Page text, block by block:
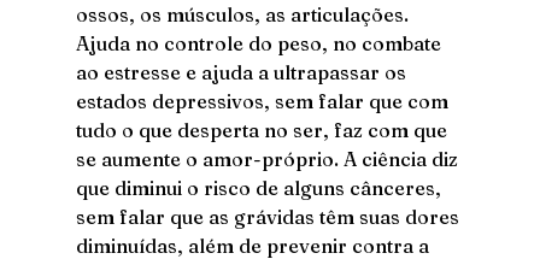
ossos, os músculos, as articulações.
Ajuda no controle do peso, no combate
ao estresse e ajuda a ultrapassar os
estados depressivos, sem falar que com
tudo o que desperta no ser, faz com que
se aumente o amor-próprio. A ciência diz
que diminui o risco de alguns cânceres,
sem falar que as grávidas têm suas dores
diminuídas, além de prevenir contra a